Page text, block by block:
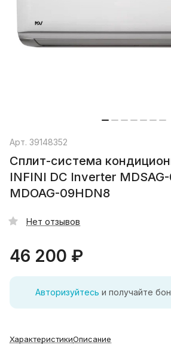
Арт. 39148352
Сплит-система
INFINI DC Inverter
MDOAG-09HDN8
Нет отзывов
46 200 ₽
Авторизуйтесь и получайте
ХарактеристикиОписание